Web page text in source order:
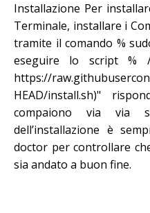
Installazione Per
Terminale, installare i
tramite il comando %
eseguire lo script %
https://
HEAD/install.sh)"
compaiono via via
dell’installazione è
doctor per controllare
sia andato a buon fine.